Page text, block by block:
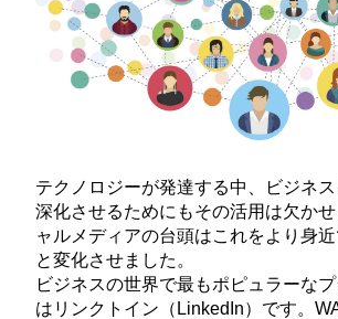
テクノロジーが発達する中、ビジネ
深化させるためにもその活用は欠か
ャルメディアの台頭はこれをより身
と変化させました。
ビジネスの世界で最もポピュラーな
はリンクトイン（LinkedIn）です。